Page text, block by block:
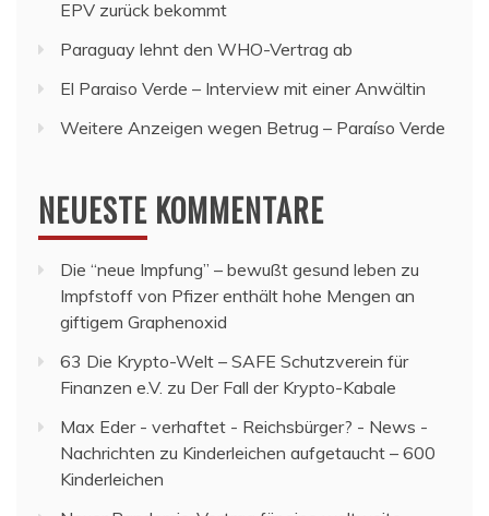
EPV zurück bekommt
Paraguay lehnt den WHO-Vertrag ab
El Paraiso Verde – Interview mit einer Anwältin
Weitere Anzeigen wegen Betrug – Paraíso Verde
NEUESTE KOMMENTARE
Die “neue Impfung” – bewußt gesund leben zu
Impfstoff von Pfizer enthält hohe Mengen an
giftigem Graphenoxid
63 Die Krypto-Welt – SAFE Schutzverein für
Finanzen e.V. zu Der Fall der Krypto-Kabale
Max Eder - verhaftet - Reichsbürger? - News -
Nachrichten zu Kinderleichen aufgetaucht – 600
Kinderleichen